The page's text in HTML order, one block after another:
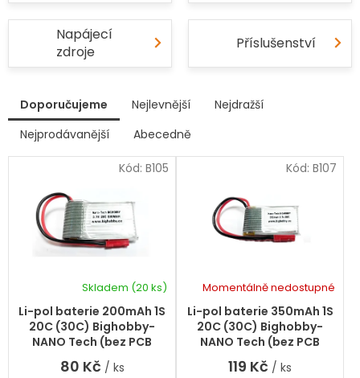
Napájecí
zdroje
Příslušenství
a
Doporučujeme Nejlevnější
Nejdražší
Nejprodávanější
Abecedně
ý
i
Li-pol baterie 200mAh 1S
20C (30C) Bighobby-
NANO Tech (bez PCB
ochrany)
hodnocení
produktu
Skladem (20 ks)
80 Kč / ks
Kód: B105
Li-pol baterie 350mAh 1S
20C (30C) Bighobby-
NANO Tech (bez PCB
ochrany)
Průměrné
hodnocení
produktu
Momentálně nedostupné
119 Kč / ks
Kód: B107